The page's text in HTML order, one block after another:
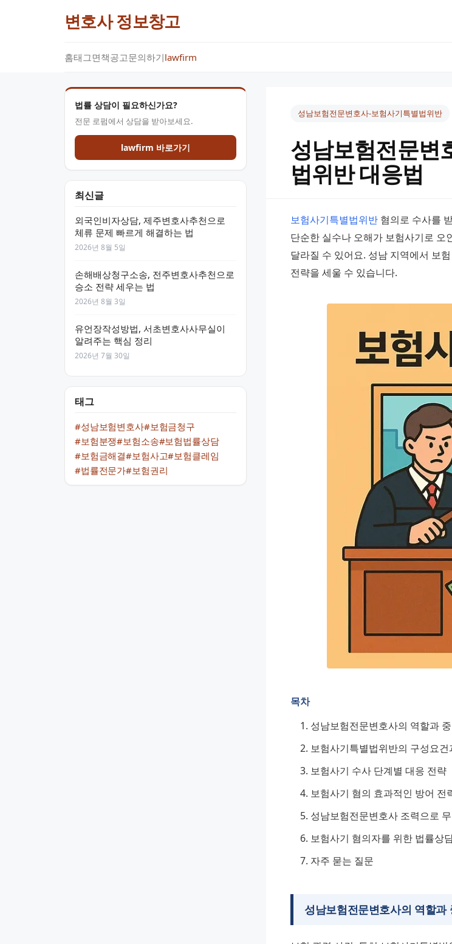
변호사 정보창고
홈태그면책공고문의하기lawfirm
법률 상담이 필요하신가요?
전문 로펌에서 상담을 받아보세요.
lawfirm 바로가기
최신글
외국인비자상담, 제주변호사추천으로
체류 문제 빠르게 해결하는 법
2026년 8월 5일
손해배상청구소송, 전주변호사추천으로
승소 전략 세우는 법
2026년 8월 3일
유언장작성방법, 서초변호사사무실이
알려주는 핵심 정리
2026년 7월 30일
태그
#성남보험변호사#보험금청구
#보험분쟁#보험소송#보험법률상담
#보험금해결#보험사고#보험클레임
#법률전문가#보험권리
성남보험전문변호사-보험사기특별법위반
성남보험전문변
법위반 대응법
보험사기특별법위반 혐의로 수사를
단순한 실수나 오해가 보험사기로 오
달라질 수 있어요. 성남 지역에서 보
전략을 세울 수 있습니다.
목차
성남보험전문변호사의 역할과
보험사기특별법위반의 구성요건
보험사기 수사 단계별 대응 전략
보험사기 혐의 효과적인 방어 전
성남보험전문변호사 조력으로
보험사기 혐의자를 위한 법률상
자주 묻는 질문
성남보험전문변호사의 역할과